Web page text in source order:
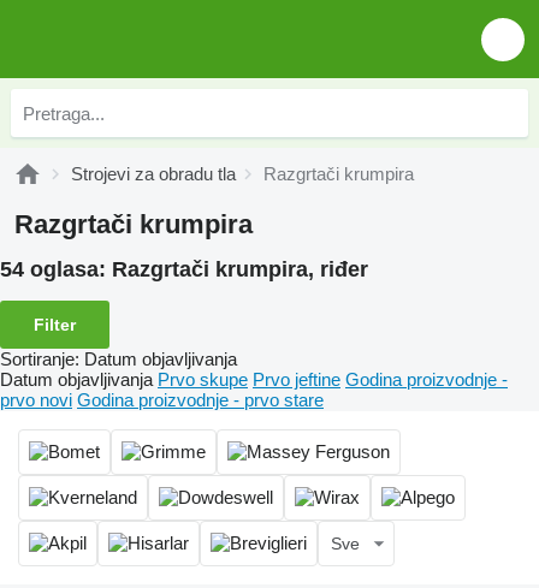
Strojevi za obradu tla Razgrtači krumpira
Razgrtači krumpira
54 oglasa: Razgrtači krumpira, riđer
Filter
Sortiranje: Datum objavljivanja
Datum objavljivanja Prvo skupe Prvo jeftine Godina proizvodnje -
prvo novi Godina proizvodnje - prvo stare
Sve